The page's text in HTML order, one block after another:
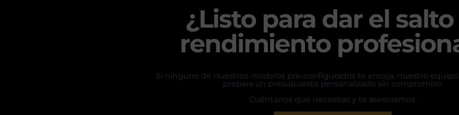
¿Listo para dar el salto
rendimiento
Si ninguno de nuestros modelos pre-configurados te encaja, nuestro
prepara un presupuesto personalizado sin compromiso.
Cuéntanos qué necesitas y te asesoramos.